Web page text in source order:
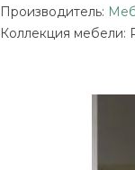
Производитель:
Коллекция мебели: